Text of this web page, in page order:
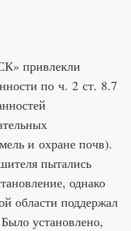
привлекли
по ч. 2 ст. 8.7
и охране почв).
пытались
однако
области поддержал
установлено,